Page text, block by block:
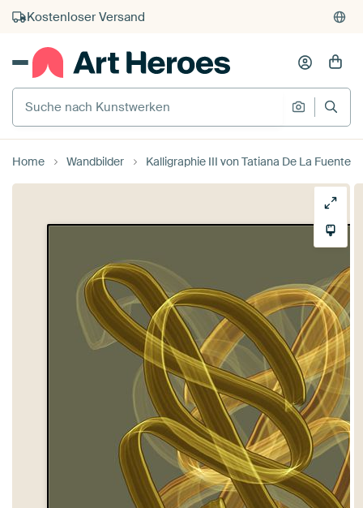
Kauf auf Rechnung
Individueller Druck auf Bestellung
Suche nach Kunstwerken
Suche
Home Wandbilder Kalligraphie III von Tatiana De La Fuente